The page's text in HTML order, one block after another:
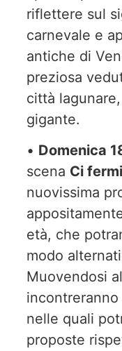
riflettere sul
carnevale e
antiche di
preziosa
città
gigante.
• Domenica
scena Ci
nuovissima
età, che
modo
Muovendosi
incontreranno
nelle quali
proposte